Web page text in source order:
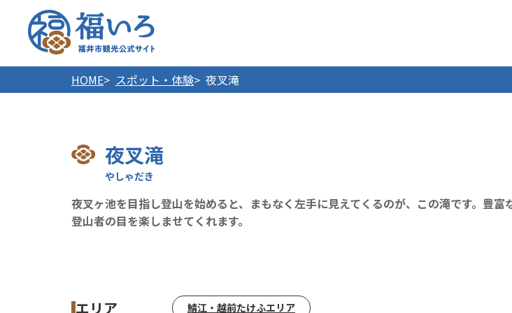
福井市観光公式
HOME スポット・体験 夜叉滝
夜叉滝
夜叉ヶ池を目指し登山を始めると、まもなく左手に見えてくるのが、この滝です。豊富
登山者の目を楽しませてくれます。
エリア 鯖江・越前たけふエリア